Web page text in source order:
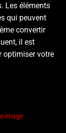
Les éléments
qui peuvent
convertir
il est
optimiser votre
image